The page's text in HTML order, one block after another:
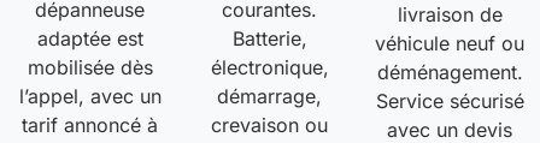
dépanneuse
adaptée est
mobilisée dès
l’appel, avec un
tarif annoncé à
courantes.
Batterie,
électronique,
démarrage,
crevaison ou
livraison de
véhicule neuf ou
déménagement.
Service sécurisé
avec un devis